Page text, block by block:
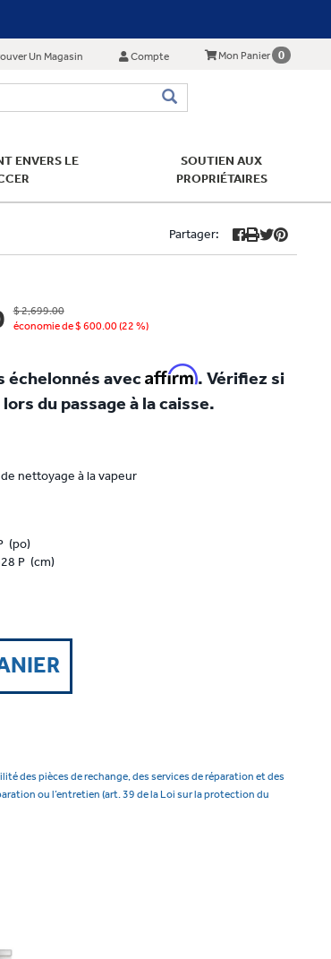
Un Magasin Compte Mon Panier 0
ENVERS LE
SOUTIEN AUX
PROPRIÉTAIRES
Partager:
$ 2,699.00
économie de $ 600.00 (22 %)
échelonnés avecAffirm. Vérifiez si
du passage à la caisse.
nettoyage à la vapeur
(po)
P (cm)
des pièces de rechange, des services de réparation et des
ou l’entretien (art. 39 de la Loi sur la protection du